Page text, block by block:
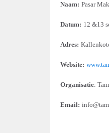
Naam: Pasar
Datum: 12 &13
Adres:
Website:
Organisatie:
Email: